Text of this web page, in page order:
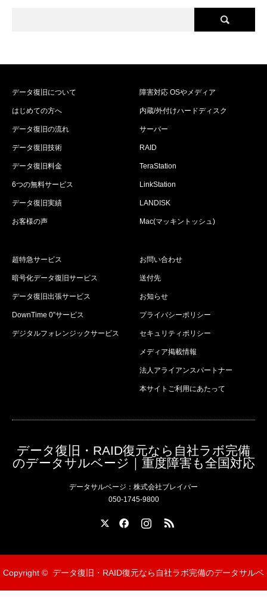
データ復旧について
はじめての方へ
データ復旧の流れ
データ復旧技術
データ復旧料金
6つの無料サービス
データ復旧実績
お客様の声
障害対応 OSやメディア
内蔵/外付けハードディスク
サーバー
RAID
TeraStation
LinkStation
LANDISK
Mac(マッキントッシュ)
超特急サービス
暗号化データ復旧サービス
データ復旧出張サービス
DownTime 0”サービス
デジタルフォレンジックサービス
お問い合わせ
送付先
お知らせ
プライバシーポリシー
セキュリティポリシー
メディア掲載情報
法人アライアンスパートナー
本サイトご利用にあたって
データ復旧・RAID復元なら自社ラボ完備
のデータサルベージ｜重度障害も全国対応
データサルベージ：株式会社ブレイバー
050-1745-9800
Copyright © データ復旧・RAID復元なら自社ラボ完備のデータサルベ